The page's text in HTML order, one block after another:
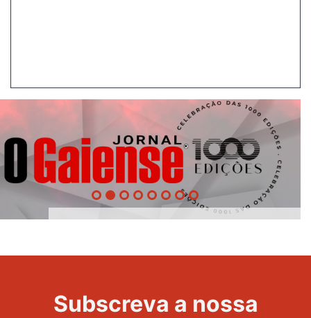
Evento
Subscreva a nossa